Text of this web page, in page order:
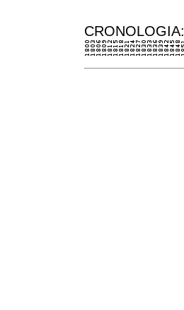
CRONOLOGIA: